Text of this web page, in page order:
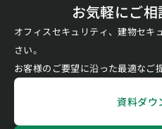
お気軽にご相
オフィスセキュリティ、建物セキ
さい。
お客様のご要望に沿った最適なご
資料ダウ